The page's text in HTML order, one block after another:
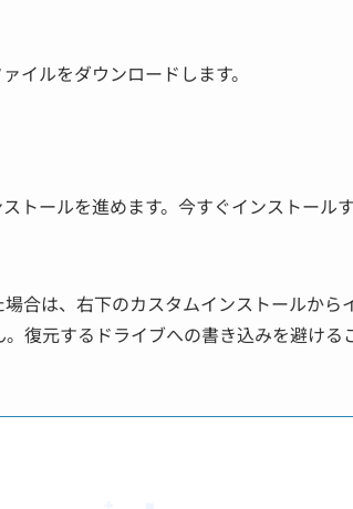
イルをダウンロードします。
トールを進めます。今すぐインストール
合は、右下のカスタムインストールから
復元するドライブへの書き込みを避ける